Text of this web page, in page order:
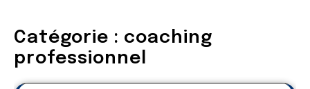
Catégorie : coaching
professionnel